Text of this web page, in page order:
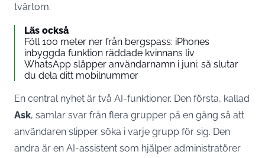
tvärtom.
Läs också
Föll 100 meter ner från bergspass: iPhones
inbyggda funktion räddade kvinnans liv
WhatsApp släpper användarnamn i juni: så slutar
du dela ditt mobilnummer
En central nyhet är två AI-funktioner. Den första, kallad
Ask, samlar svar från flera grupper på en gång så att
användaren slipper söka i varje grupp för sig. Den
andra är en AI-assistent som hjälper administratörer